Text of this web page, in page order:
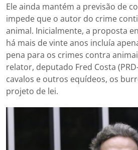
Ele ainda mantém a previsão de
impede que o autor do crime
animal. Inicialmente, a proposta
há mais de vinte anos incluía
pena para os crimes contra
relator, deputado Fred Costa
cavalos e outros equídeos, os
projeto de lei.